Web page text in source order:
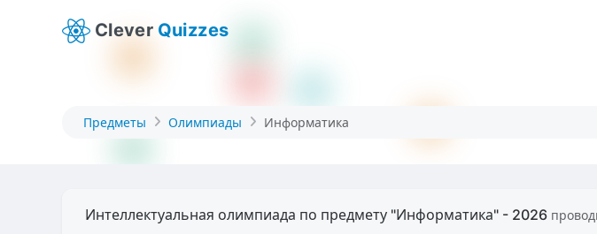
Clever Quizzes
Предметы Олимпиады Информатика
Интеллектуальная олимпиада по предмету "Информатика" - 2026